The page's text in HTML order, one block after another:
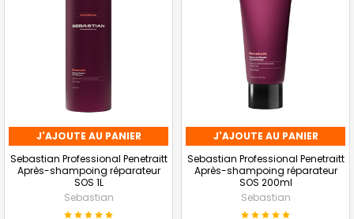
J'AJOUTE AU PANIER
Sebastian Professional Penetraitt
Après-shampoing réparateur
SOS 1L
Sebastian
J'AJOUTE AU PANIER
Sebastian Professional Penetraitt
Après-shampoing réparateur
SOS 200ml
Sebastian